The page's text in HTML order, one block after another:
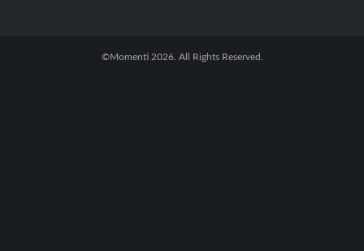
©Momenti 2026. All Rights Reserved.